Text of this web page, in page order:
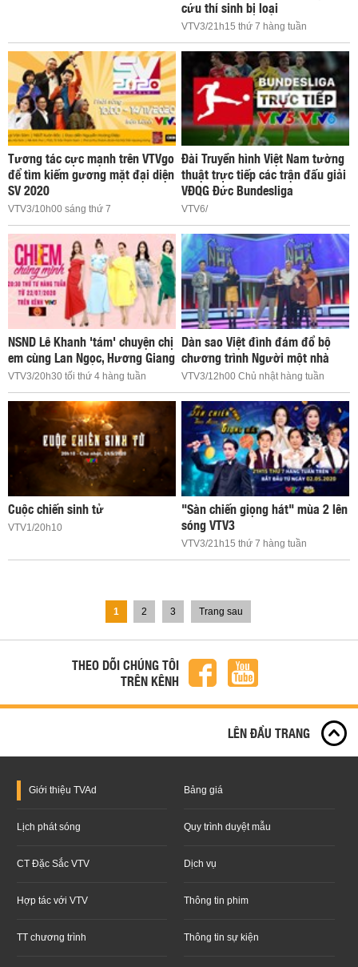
cứu thí sinh bị loại
VTV3/21h15 thứ 7 hàng tuần
Tương tác cực mạnh trên VTVgo
để tìm kiếm gương mặt đại diện
SV 2020
VTV3/10h00 sáng thứ 7
Đài Truyền hình Việt Nam tường
thuật trực tiếp các trận đấu giải
VĐQG Đức Bundesliga
VTV6/
NSND Lê Khanh 'tám' chuyện chị
em cùng Lan Ngọc, Hương Giang
VTV3/20h30 tối thứ 4 hàng tuần
Dàn sao Việt đình đám đổ bộ
chương trình Người một nhà
VTV3/12h00 Chủ nhật hàng tuần
Cuộc chiến sinh tử
VTV1/20h10
"Sàn chiến giọng hát" mùa 2 lên
sóng VTV3
VTV3/21h15 thứ 7 hàng tuần
1 2 3 Trang sau
THEO DÕI CHÚNG TÔI
TRÊN KÊNH
LÊN ĐẦU TRANG
Giới thiệu TVAd Bảng giá
Lịch phát sóng Quy trình duyệt mẫu
CT Đặc Sắc VTV Dịch vụ
Hợp tác với VTV Thông tin phim
TT chương trình Thông tin sự kiện